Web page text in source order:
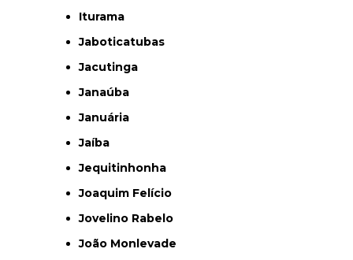
Iturama
Jaboticatubas
Jacutinga
Janaúba
Januária
Jaíba
Jequitinhonha
Joaquim Felício
Jovelino Rabelo
João Monlevade